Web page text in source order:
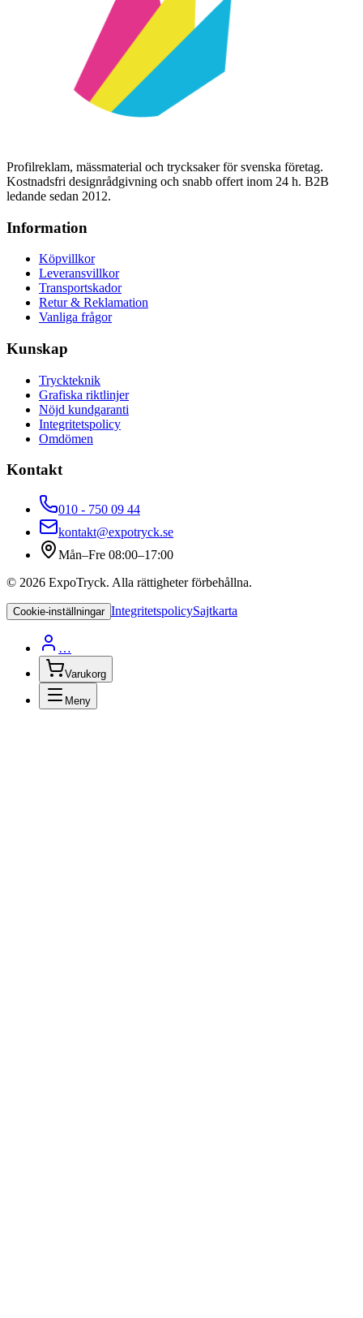
Profilreklam, mässmaterial och trycksaker för svenska företag.
Kostnadsfri designrådgivning och snabb offert inom 24 h. B2B
ledande sedan 2012.
Information
Köpvillkor
Leveransvillkor
Transportskador
Retur & Reklamation
Vanliga frågor
Kunskap
Tryckteknik
Grafiska riktlinjer
Nöjd kundgaranti
Integritetspolicy
Omdömen
Kontakt
010 - 750 09 44
kontakt@expotryck.se
Mån–Fre 08:00–17:00
© 2026 ExpoTryck. Alla rättigheter förbehållna.
Cookie-inställningar IntegritetspolicySajtkarta
…
Varukorg
Meny